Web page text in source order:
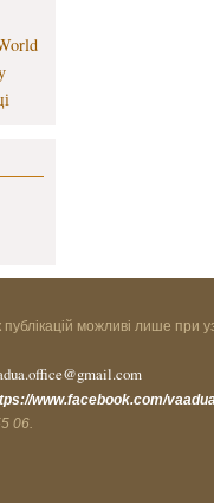
можливі лише при
www.facebook.com/
06.